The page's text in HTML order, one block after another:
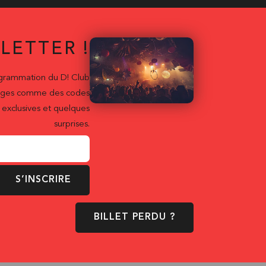
!
du D! Club
comme des codes
et quelques
surprises.
S’INSCRIRE
BILLET PERDU ?